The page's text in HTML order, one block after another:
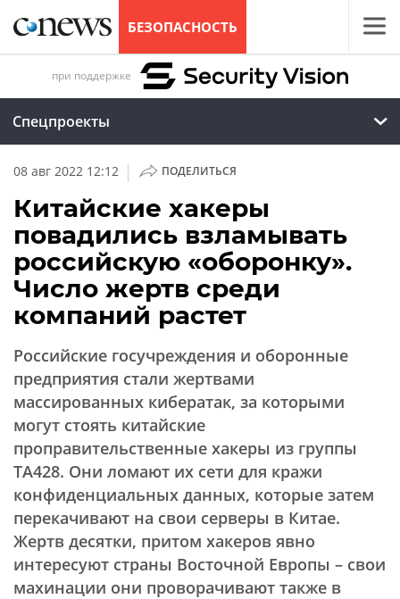
БЕЗОПАСНОСТЬ
при поддержке
Спецпроекты
08 авг 2022 12:12 | ПОДЕЛИТЬСЯ
Китайские хакеры
повадились взламывать
российскую «оборонку».
Число жертв среди
компаний растет
Российские госучреждения и оборонные
предприятия стали жертвами
массированных кибератак, за которыми
могут стоять китайские
проправительственные хакеры из группы
ТА428. Они ломают их сети для кражи
конфиденциальных данных, которые затем
перекачивают на свои серверы в Китае.
Жертв десятки, притом хакеров явно
интересуют страны Восточной Европы – свои
махинации они проворачивают также в